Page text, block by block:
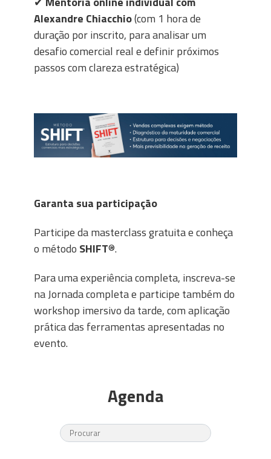
Alexandre Chiacchio(com 1 hora de
duração por inscrito, para analisar um
desafio comercial real e definir próximos
passos com clareza estratégica)
Garanta sua participação
Participe da masterclass gratuita e conheça
o método SHIFT®.
Para uma experiência completa, inscreva-se
na Jornada completa e participe também do
workshop imersivo da tarde, com aplicação
prática das ferramentas apresentadas no
evento.
Agenda